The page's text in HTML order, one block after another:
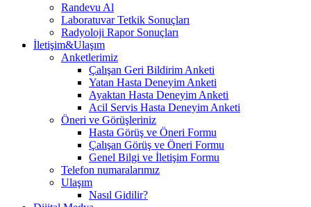
Randevu Al
Laboratuvar Tetkik Sonuçları
Radyoloji Rapor Sonuçları
İletişim&Ulaşım
Anketlerimiz
Çalışan Geri Bildirim Anketi
Yatan Hasta Deneyim Anketi
Ayaktan Hasta Deneyim Anketi
Acil Servis Hasta Deneyim Anketi
Öneri ve Görüşleriniz
Hasta Görüş ve Öneri Formu
Çalışan Görüş ve Öneri Formu
Genel Bilgi ve İletişim Formu
Telefon numaralarımız
Ulaşım
Nasıl Gidilir?